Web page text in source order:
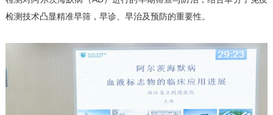
检测技术凸显精准早筛，早诊、早治及预防的重要性。